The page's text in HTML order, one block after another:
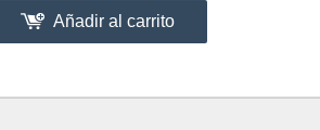
Añadir al carrito